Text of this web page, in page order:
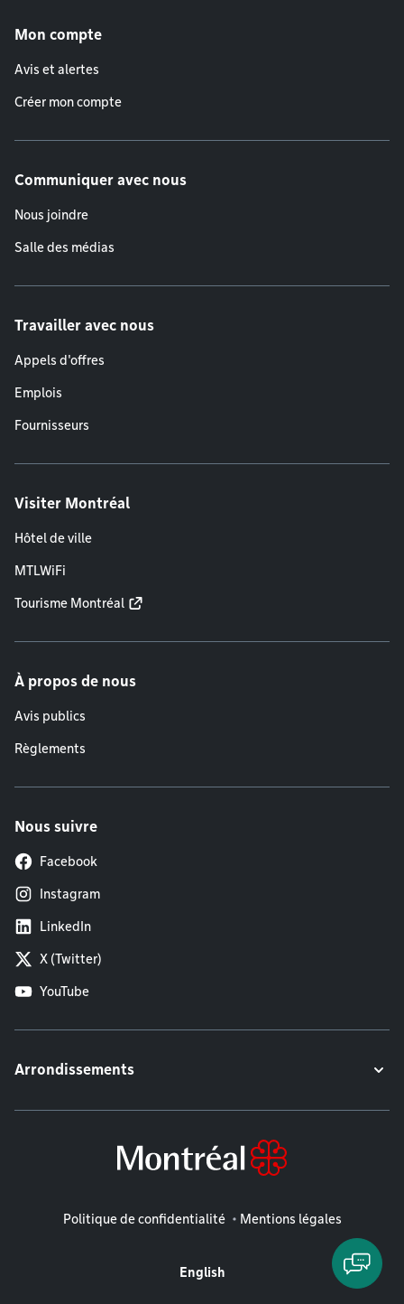
Mon compte
Avis et alertes
Créer mon compte
Communiquer avec nous
Nous joindre
Salle des médias
Travailler avec nous
Appels d'offres
Emplois
Fournisseurs
Visiter Montréal
Hôtel de ville
MTLWiFi
Tourisme Montréal
À propos de nous
Avis publics
Règlements
Nous suivre
Facebook
Instagram
LinkedIn
X (Twitter)
YouTube
Arrondissements
Mentions légales
Politique de confidentialité Mentions légales
English